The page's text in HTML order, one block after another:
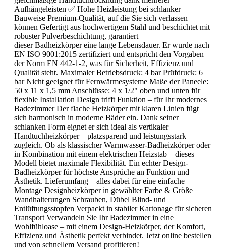
Aufhängeleisten ✅ Hohe Heizleistung bei schlanker
Bauweise Premium-Qualität, auf die Sie sich verlassen
können Gefertigt aus hochwertigem Stahl und beschichtet mit
robuster Pulverbeschichtung, garantiert
dieser Badheizkörper eine lange Lebensdauer. Er wurde nach
EN ISO 9001:2015 zertifiziert und entspricht den Vorgaben
der Norm EN 442-1-2, was für Sicherheit, Effizienz und
Qualität steht. Maximaler Betriebsdruck: 4 bar Prüfdruck: 6
bar Nicht geeignet für Fernwärmesysteme Maße der Paneele:
50 x 11 x 1,5 mm Anschlüsse: 4 x 1/2" oben und unten für
flexible Installation Design trifft Funktion – für Ihr modernes
Badezimmer Der flache Heizkörper mit klaren Linien fügt
sich harmonisch in moderne Bäder ein. Dank seiner
schlanken Form eignet er sich ideal als vertikaler
Handtuchheizkörper – platzsparend und leistungsstark
zugleich. Ob als klassischer Warmwasser-Badheizkörper oder
in Kombination mit einem elektrischen Heizstab – dieses
Modell bietet maximale Flexibilität. Ein echter Design-
Badheizkörper für höchste Ansprüche an Funktion und
Ästhetik. Lieferumfang – alles dabei für eine einfache
Montage Designheizkörper in gewählter Farbe & Größe
Wandhalterungen Schrauben, Dübel Blind- und
Entlüftungsstopfen Verpackt in stabiler Kartonage für sicheren
Transport Verwandeln Sie Ihr Badezimmer in eine
Wohlfühloase – mit einem Design-Heizkörper, der Komfort,
Effizienz und Ästhetik perfekt verbindet. Jetzt online bestellen
und von schnellem Versand profitieren!